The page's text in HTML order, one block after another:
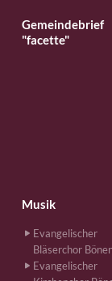
Gemeindebrief
"facette"
Musik
Evangelischer
Bläserchor
Evangelischer